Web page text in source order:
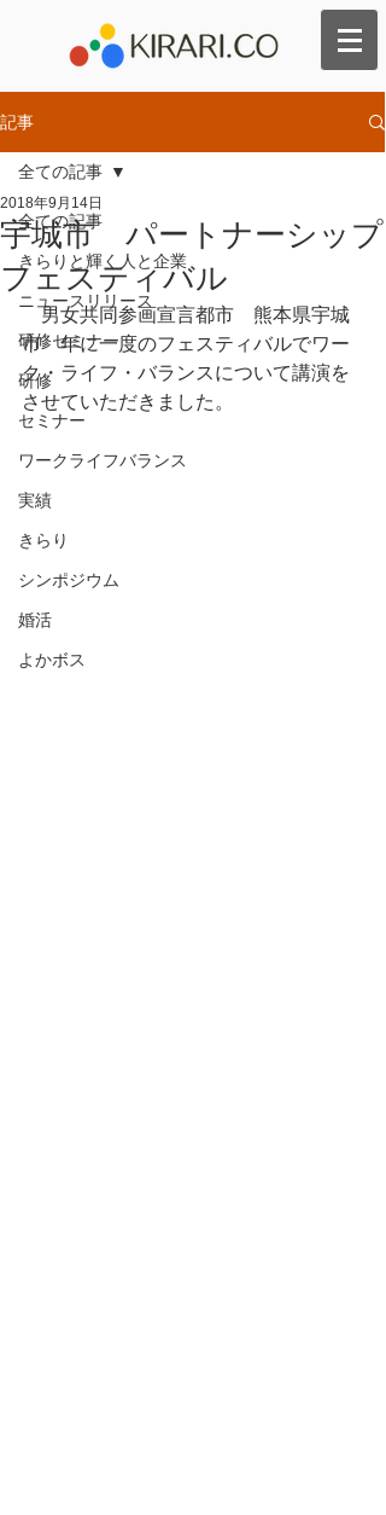
記事
全ての記事
きらりと輝く人と企業
ニュースリリース
研修セミナー
研修
セミナー
ワークライフバランス
実績
きらり
シンポジウム
婚活
よかボス
全ての記事
宇城市 パートナーシップ
フェスティバル
2018年9月14日
男女共同参画宣言都市　熊本県宇城
市　年に一度のフェスティバルでワー
ク・ライフ・バランスについて講演を
させていただきました。